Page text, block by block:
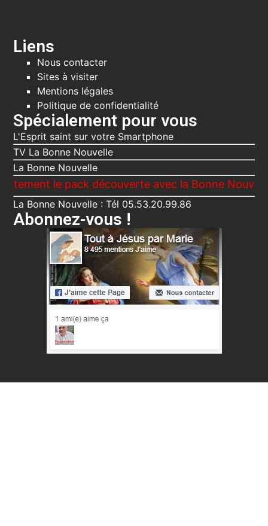
Liens
Nous contacter
Sites à visiter
Mentions légales
Politique de confidentialité
Spécialement pour vous
L'Esprit saint sur votre Smartphone
TV La Bonne Nouvelle
La Bonne Nouvelle
le pack découverte avec la Bonne Nouvelle, Le
La Bonne Nouvelle : Tél 05.53.20.99.86
Abonnez-vous !